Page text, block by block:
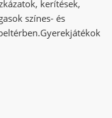
kerítések,
színes- és